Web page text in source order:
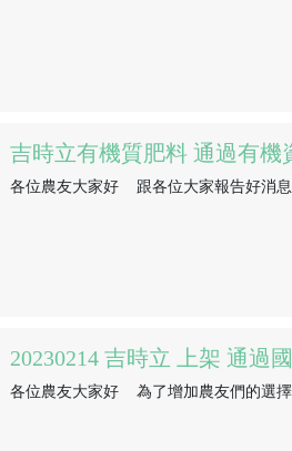
吉時立有機質肥料 通過有機
各位農友大家好 跟各位大家報告好消
20230214 吉時立 上架 通過
各位農友大家好 為了增加農友們的選